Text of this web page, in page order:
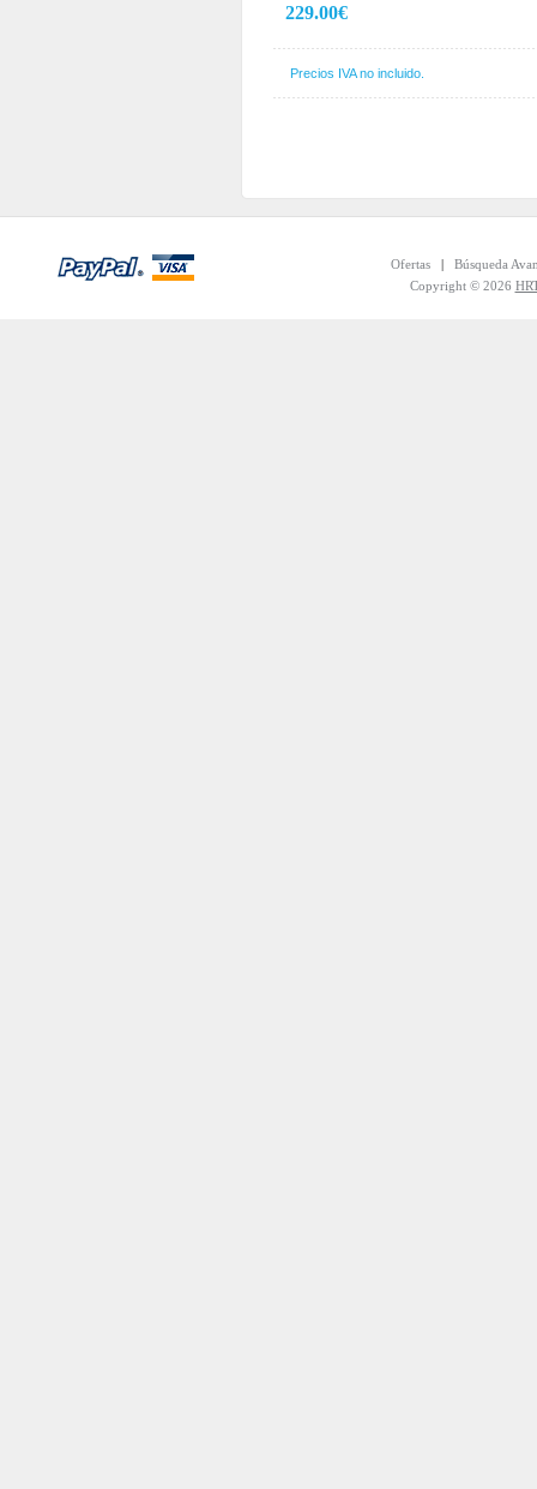
229.00€
Precios IVA no incluido.
Ofertas| Búsqueda
Copyright © 2026